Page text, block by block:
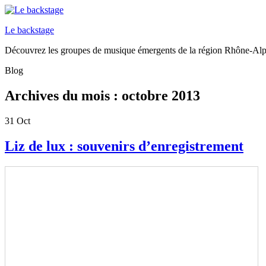
Le backstage
Découvrez les groupes de musique émergents de la région Rhône-
Blog
Archives du mois : octobre 2013
31 Oct
Liz de lux : souvenirs d’enregistrement